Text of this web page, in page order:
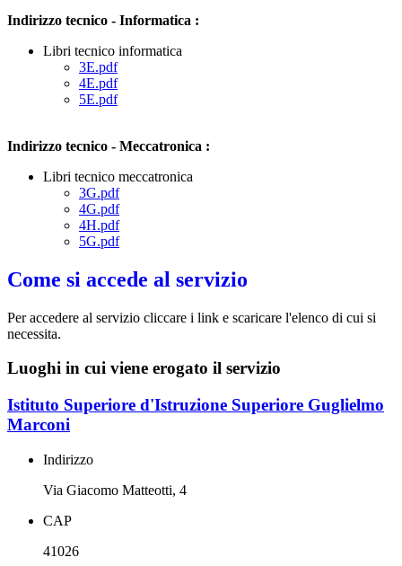
Indirizzo tecnico - Informatica :
Libri tecnico informatica
3E.pdf
4E.pdf
5E.pdf
Indirizzo tecnico - Meccatronica :
Libri tecnico meccatronica
3G.pdf
4G.pdf
4H.pdf
5G.pdf
Come si accede al servizio
Per accedere al servizio cliccare i link e scaricare l'elenco di cui si
necessita.
Luoghi in cui viene erogato il servizio
Istituto Superiore d'Istruzione Superiore Guglielmo
Marconi
Indirizzo
Via Giacomo Matteotti, 4
CAP
41026